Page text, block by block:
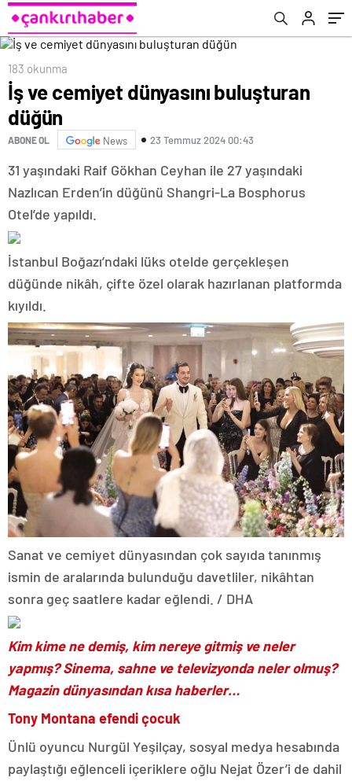
183 okunma
İş ve cemiyet dünyasını buluşturan
düğün
ABONE OL News 23 Temmuz 2024 00:43
31 yaşındaki Raif Gökhan Ceyhan ile 27 yaşındaki
Nazlıcan Erden’in düğünü Shangri-La Bosphorus
Otel’de yapıldı.
İstanbul Boğazı’ndaki lüks otelde gerçekleşen
düğünde nikâh, çifte özel olarak hazırlanan platformda
kıyıldı.
Sanat ve cemiyet dünyasından çok sayıda tanınmış
ismin de aralarında bulunduğu davetliler, nikâhtan
sonra geç saatlere kadar eğlendi. / DHA
Kim kime ne demiş, kim nereye gitmiş ve neler
yapmış? Sinema, sahne ve televizyonda neler olmuş?
Magazin dünyasından kısa haberler…
Tony Montana efendi çocuk
Ünlü oyuncu Nurgül Yeşilçay, sosyal medya hesabında
paylaştığı eğlenceli içeriklere oğlu Nejat Özer’i de dahil